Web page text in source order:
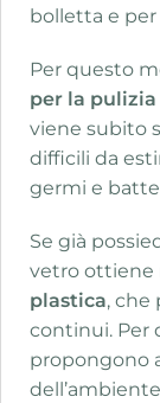
bolletta e
Per questo
per la
viene subito
difficili da
germi e
Se già
vetro ottiene
plastica, che
continui. Per
propongono